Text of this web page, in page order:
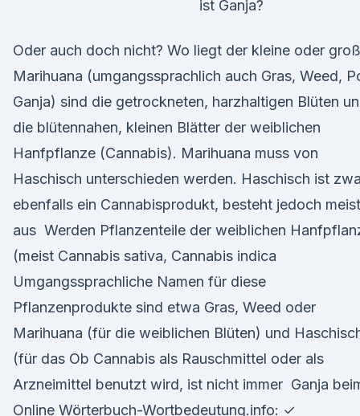
ist Ganja?
Oder auch doch nicht? Wo liegt der kleine oder
Marihuana (umgangssprachlich auch Gras, Weed,
Ganja) sind die getrockneten, harzhaltigen Blüten
die blütennahen, kleinen Blätter der weiblichen
Hanfpflanze (Cannabis). Marihuana muss von
Haschisch unterschieden werden. Haschisch ist
ebenfalls ein Cannabisprodukt, besteht jedoch meist
aus Werden Pflanzenteile der weiblichen
(meist Cannabis sativa, Cannabis indica
Umgangssprachliche Namen für diese
Pflanzenprodukte sind etwa Gras, Weed oder
Marihuana (für die weiblichen Blüten) und
(für das Ob Cannabis als Rauschmittel oder als
Arzneimittel benutzt wird, ist nicht immer Ganja
Online Wörterbuch-Wortbedeutung.info: ✓